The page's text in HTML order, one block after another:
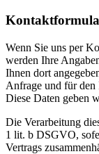
Wenn Sie uns per
werden Ihre
Ihnen dort
Anfrage und für den
Diese Daten geben
Die Verarbeitung
1 lit. b DSGVO,
Vertrags